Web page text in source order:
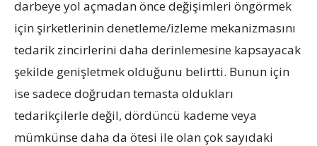
darbeye yol açmadan önce değişimleri öngörmek
için şirketlerinin denetleme/izleme mekanizmasını
tedarik zincirlerini daha derinlemesine kapsayacak
şekilde genişletmek olduğunu belirtti. Bunun için
ise sadece doğrudan temasta oldukları
tedarikçilerle değil, dördüncü kademe veya
mümkünse daha da ötesi ile olan çok sayıdaki